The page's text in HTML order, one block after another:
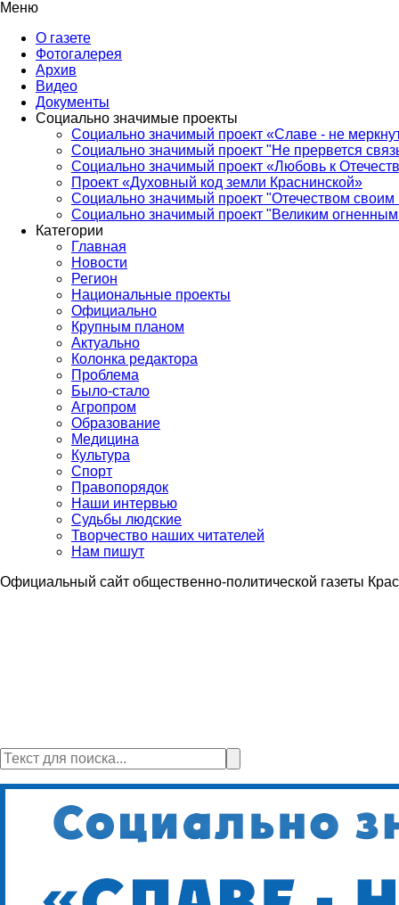
Меню
О газете
Фотогалерея
Архив
Видео
Документы
Социально значимые проекты
Социально значимый проект «Славе - не
Социально значимый проект "Не прервется
Социально значимый проект «Любовь к
Проект «Духовный код земли Краснинской»
Социально значимый проект "Отечеством своим
Социально значимый проект "Великим
Категории
Главная
Новости
Регион
Национальные проекты
Официально
Крупным планом
Актуально
Колонка редактора
Проблема
Было-стало
Агропром
Образование
Медицина
Культура
Спорт
Правопорядок
Наши интервью
Судьбы людские
Творчество наших читателей
Нам пишут
Официальный сайт общественно-политической газеты